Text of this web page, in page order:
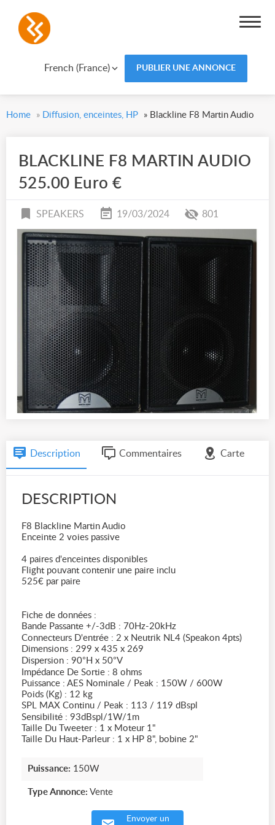
French (France) PUBLIER UNE ANNONCE
Home » Diffusion, enceintes, HP » Blackline F8 Martin Audio
BLACKLINE F8 MARTIN AUDIO
525.00 Euro €
SPEAKERS 19/03/2024 801
Description Commentaires Carte
DESCRIPTION
F8 Blackline Martin Audio
Enceinte 2 voies passive
4 paires d'enceintes disponibles
Flight pouvant contenir une paire inclu
525€ par paire
Fiche de données :
Bande Passante +/-3dB : 70Hz-20kHz
Connecteurs D'entrée : 2 x Neutrik NL4 (Speakon 4pts)
Dimensions : 299 x 435 x 269
Dispersion : 90°H x 50°V
Impédance De Sortie : 8 ohms
Puissance : AES Nominale / Peak : 150W / 600W
Poids (Kg) : 12 kg
SPL MAX Continu / Peak : 113 / 119 dBspl
Sensibilité : 93dBspl/1W/1m
Taille Du Tweeter : 1 x Moteur 1"
Taille Du Haut-Parleur : 1 x HP 8", bobine 2"
Puissance: 150W
Type Annonce: Vente
Envoyer un